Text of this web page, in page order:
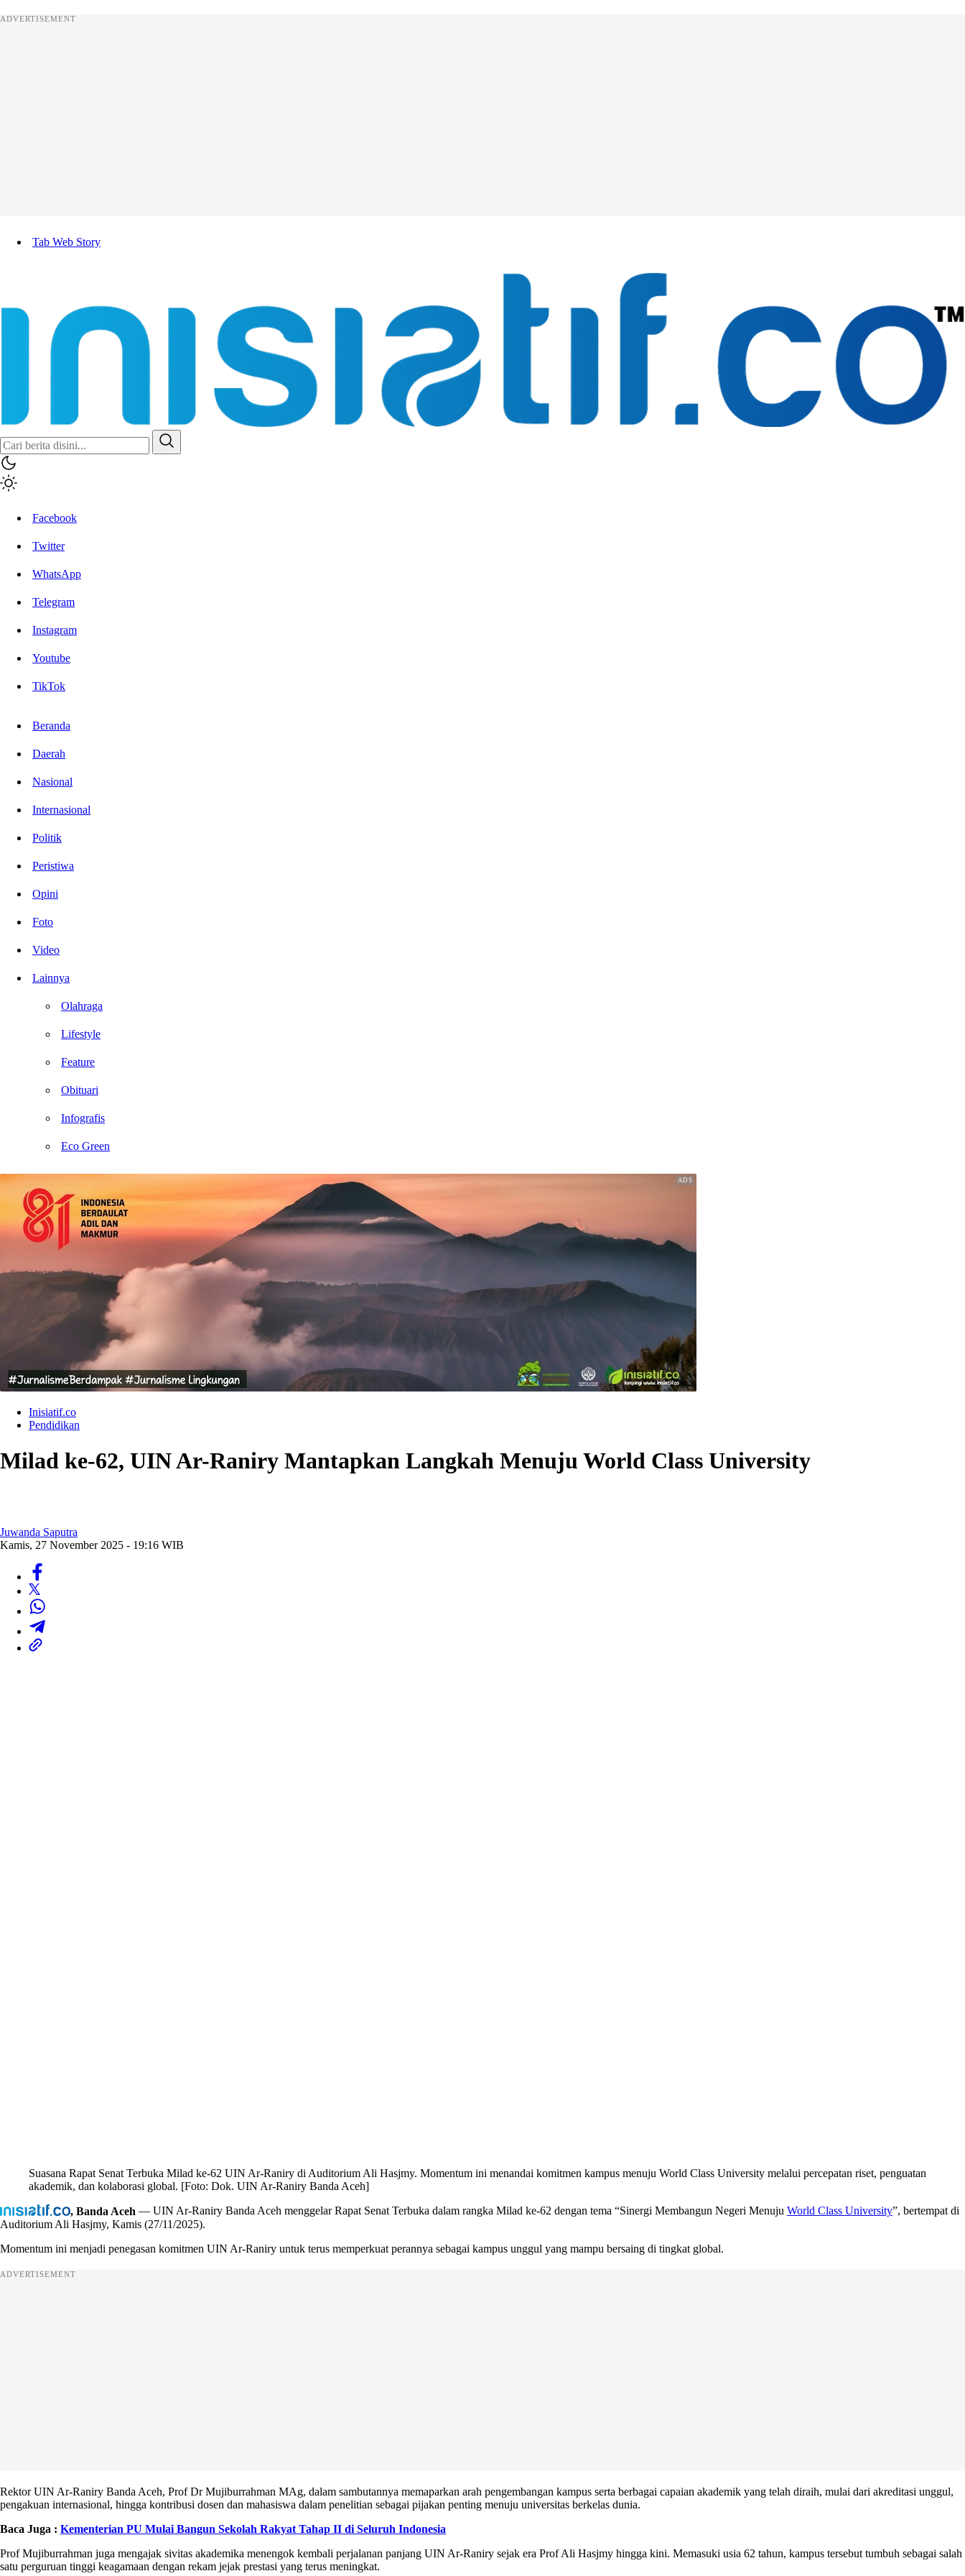
ADVERTISEMENT
Tab Web Story
Facebook
Twitter
WhatsApp
Telegram
Instagram
Youtube
TikTok
Beranda
Daerah
Nasional
Internasional
Politik
Peristiwa
Opini
Foto
Video
Lainnya
Olahraga
Lifestyle
Feature
Obituari
Infografis
Eco Green
Inisiatif.co
Pendidikan
Milad ke-62, UIN Ar-Raniry Mantapkan Langkah Menuju World Class University
Juwanda Saputra
Kamis, 27 November 2025 - 19:16 WIB
Suasana Rapat Senat Terbuka Milad ke-62 UIN Ar-Raniry di Auditorium Ali Hasjmy. Momentum ini menandai komitmen kampus menuju World Class University melalui percepatan riset, penguatan
akademik, dan kolaborasi global. [Foto: Dok. UIN Ar-Raniry Banda Aceh]
, Banda Aceh — UIN Ar-Raniry Banda Aceh menggelar Rapat Senat Terbuka dalam rangka Milad ke-62 dengan tema “Sinergi Membangun Negeri Menuju World Class University”, bertempat di
Auditorium Ali Hasjmy, Kamis (27/11/2025).
Momentum ini menjadi penegasan komitmen UIN Ar-Raniry untuk terus memperkuat perannya sebagai kampus unggul yang mampu bersaing di tingkat global.
ADVERTISEMENT
Rektor UIN Ar-Raniry Banda Aceh, Prof Dr Mujiburrahman MAg, dalam sambutannya memaparkan arah pengembangan kampus serta berbagai capaian akademik yang telah diraih, mulai dari akreditasi unggul,
pengakuan internasional, hingga kontribusi dosen dan mahasiswa dalam penelitian sebagai pijakan penting menuju universitas berkelas dunia.
Baca Juga : Kementerian PU Mulai Bangun Sekolah Rakyat Tahap II di Seluruh Indonesia
Prof Mujiburrahman juga mengajak sivitas akademika menengok kembali perjalanan panjang UIN Ar-Raniry sejak era Prof Ali Hasjmy hingga kini. Memasuki usia 62 tahun, kampus tersebut tumbuh sebagai salah
satu perguruan tinggi keagamaan dengan rekam jejak prestasi yang terus meningkat.